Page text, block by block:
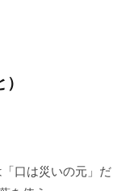
口は災いの元」だ